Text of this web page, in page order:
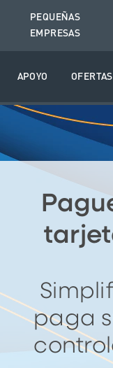
APOYO OFERTAS
PEQUEÑAS
EMPRESAS
paga